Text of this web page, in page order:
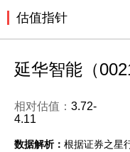
估值指针
延华智能（
相对估值： 3.72-
4.11
数据解析： 根据证券之星